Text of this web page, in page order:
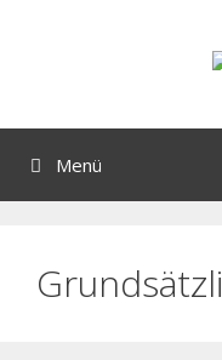
Menü